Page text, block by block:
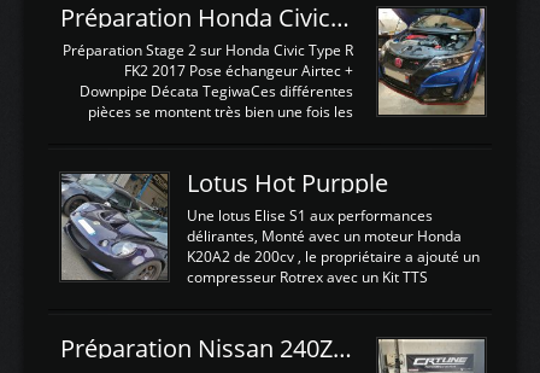
d'envoyer l'information de la large bande
dans le boitier. sydney sweeney deepfake
La sortie 0-5V de l'afr sera connectée sur
l'entrée AN Volt 8 et GndAN pour
Analogique, et Volt car l'information est une
tension (Pas une résistance variable d'un
est temps de brancher le ...
Préparation Honda Civic Type R FK2
Préparation Stage 2 sur Honda Civic Type R
FK2 2017 Pose échangeur Airtec +
Downpipe Décata TegiwaCes différentes
pièces se montent très bien une fois les
légere découpe du plastique inferieur,
negénant en rien la structure ou le
fonctionnement du fond plat. Une
reprogrammation Stage 2 est faite sur le
calculateur d'origine. Une alternative
économique au passage sur Hondata
d'origine 310cv et 400Nn , Une fois
reprogrammé et les ...
Lotus Hot Purpple
Une lotus Elise S1 aux performances
délirantes, Monté avec un moteur Honda
K20A2 de 200cv , le propriétaire a ajouté un
compresseur Rotrex avec un Kit TTS
d'augmenter la puissance de son moteur:
un watercooler a été ajouté. 300Cv sans
Préparation Nissan 240Z SR20DET